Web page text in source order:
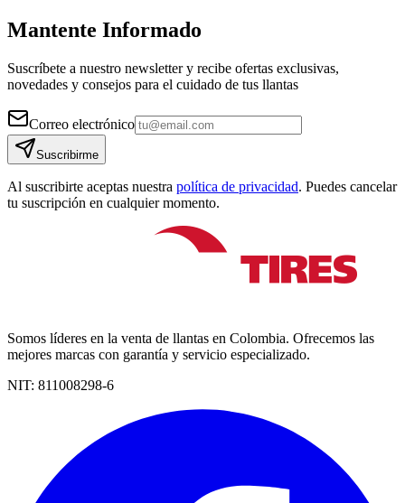
Mantente Informado
Suscríbete a nuestro newsletter y recibe ofertas exclusivas,
novedades y consejos para el cuidado de tus llantas
Correo electrónico
Suscribirme
Al suscribirte aceptas nuestra política de privacidad. Puedes cancelar
tu suscripción en cualquier momento.
Somos líderes en la venta de llantas en Colombia. Ofrecemos las
mejores marcas con garantía y servicio especializado.
NIT: 811008298-6